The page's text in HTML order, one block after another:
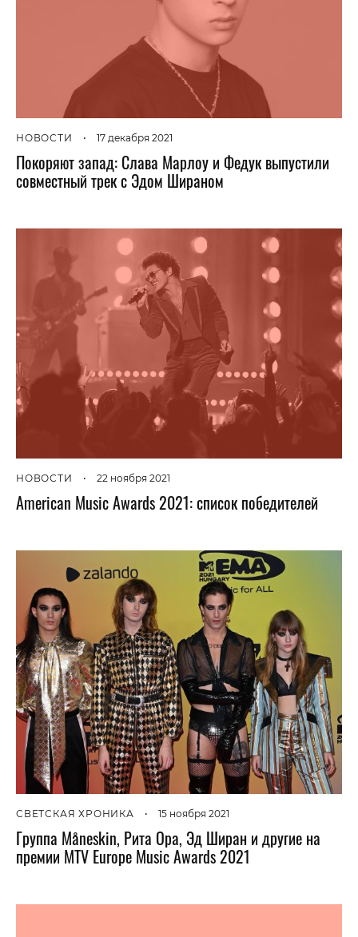
НОВОСТИ • 17 декабря 2021
Покоряют запад: Слава Марлоу и Федук выпустили
совместный трек с Эдом Шираном
НОВОСТИ • 22 ноября 2021
American Music Awards 2021: список победителей
СВЕТСКАЯ ХРОНИКА • 15 ноября 2021
Группа Måneskin, Рита Ора, Эд Ширан и другие на
премии MTV Europe Music Awards 2021